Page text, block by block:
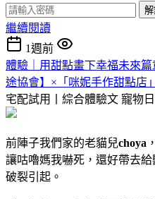
解
繼續閱讀
1週前
體驗｜用甜點畫下幸福未來
途協會】×「咪妮手作甜點店
宅配試用丨綜合體驗文 寵物
前陣子我們家的老貓兒choya
讓咕嚕媽我嚇死，還好帶去
破裂引起。